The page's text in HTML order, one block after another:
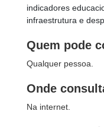
indicadores
infraestrutura e
Quem pode
Qualquer pessoa.
Onde
Na internet.